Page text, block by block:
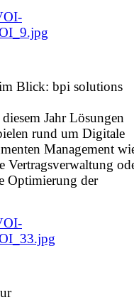
Blick: bpi solutions
Jahr Lösungen
rund um Digitale
Management
Vertragsverwaltung
Optimierung der